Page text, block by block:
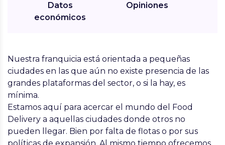
Datos
económicos
Opiniones
Nuestra franquicia está orientada a pequeñas
ciudades en las que aún no existe presencia de las
grandes plataformas del sector, o si la hay, es
mínima.
Estamos aquí para acercar el mundo del Food
Delivery a aquellas ciudades donde otros no
pueden llegar. Bien por falta de flotas o por sus